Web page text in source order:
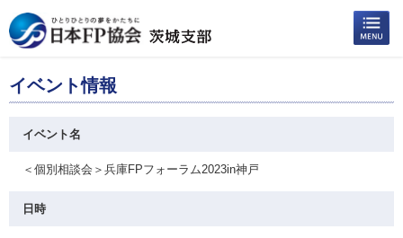
イベント情報
イベント名
＜個別相談会＞兵庫FPフォーラム2023in神戸
日時